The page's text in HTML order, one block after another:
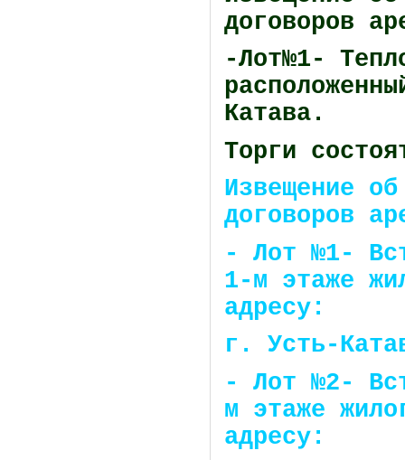
договоров
-Лот№1-
Катава.
Торги
Извещение
договоров
- Лот №1-
1-м этаже
адресу:
г. Усть-
- Лот №2-
м этаже
адресу: